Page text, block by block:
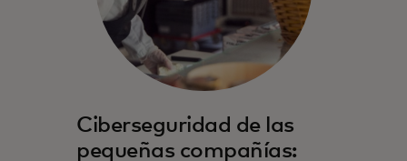
Ciberseguridad de las
pequeñas compañías: